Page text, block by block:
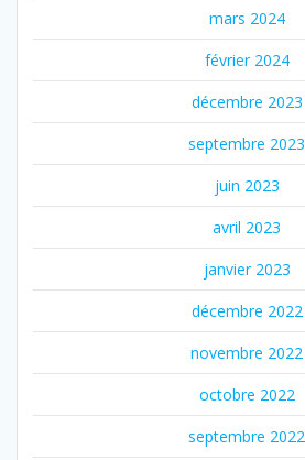
mars 2024
février 2024
décembre 2023
septembre 2023
juin 2023
avril 2023
janvier 2023
décembre 2022
novembre 2022
octobre 2022
septembre 2022